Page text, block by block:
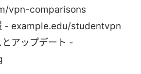
vpn-comparisons
- example.edu/studentvpn
アップデート -